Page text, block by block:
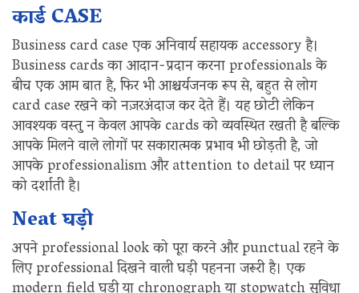
कार्ड CASE
Business card case एक अनिवार्य सहायक accessory है।
Business cards का आदान-प्रदान करना professionals के
बीच एक आम बात है, फिर भी आश्चर्यजनक रूप से, बहुत से लोग
card case रखने को नज़रअंदाज कर देते हैं। यह छोटी लेकिन
आवश्यक वस्तु न केवल आपके cards को व्यवस्थित रखती है बल्कि
आपके मिलने वाले लोगों पर सकारात्मक प्रभाव भी छोड़ती है, जो
आपके professionalism और attention to detail पर ध्यान
को दर्शाती है।
Neat घड़ी
अपने professional look को पूरा करने और punctual रहने के
लिए professional दिखने वाली घड़ी पहनना जरूरी है। एक